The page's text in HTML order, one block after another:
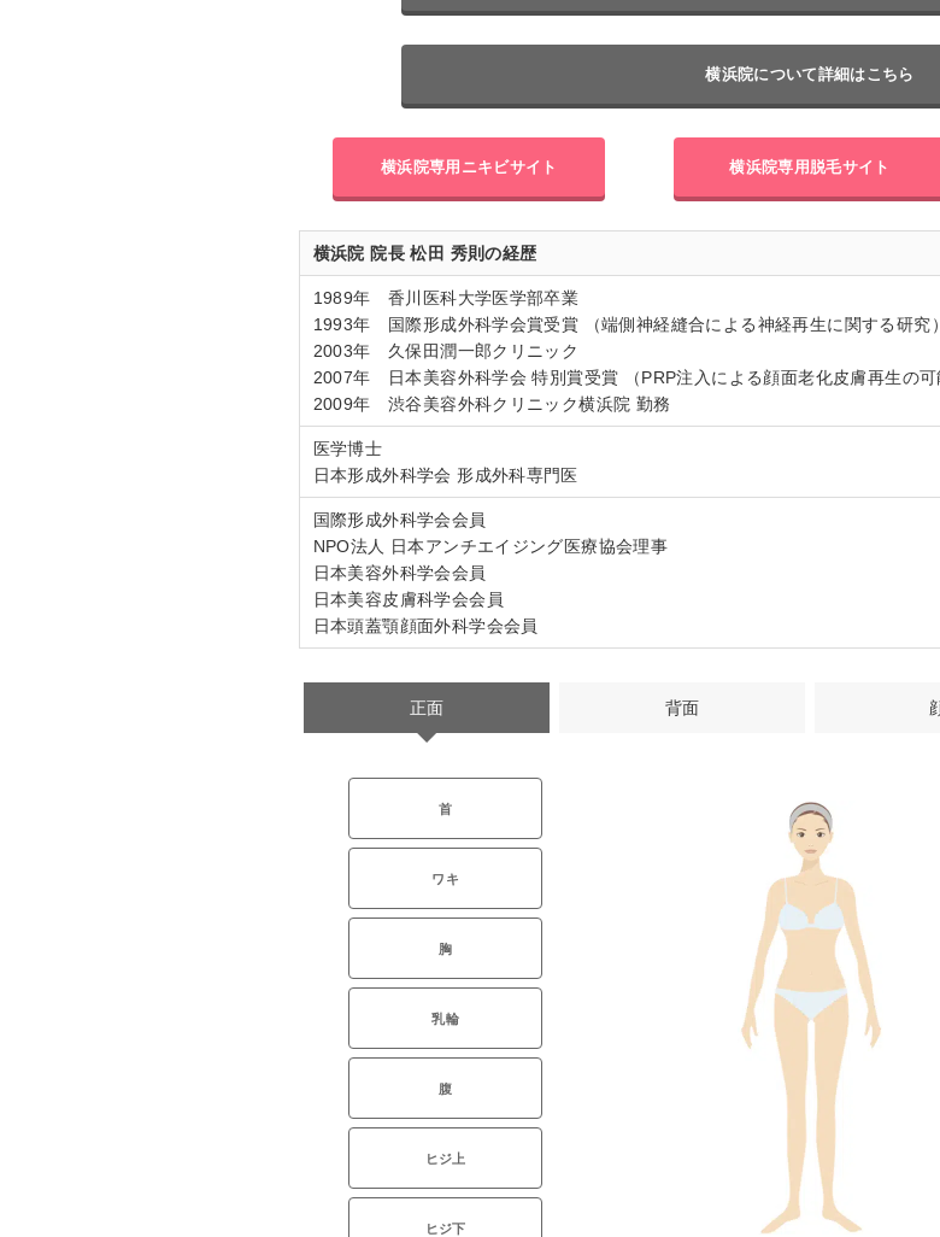
横浜院について詳細はこちら
横浜院専用 ニキビサイト 横浜院専用 脱毛サイト
横浜院 院長 松田 秀則の経歴
1989年 香川医科大学医学部卒業
1993年 国際形成外科学会賞受賞 （端側神経縫合による神経再生に関する研究）
2003年 久保田潤一郎クリニック
2007年 日本美容外科学会 特別賞受賞 （PRP注入による顔面老化皮膚再生の可
2009年 渋谷美容外科クリニック横浜院 勤務
医学博士
日本形成外科学会 形成外科専門医
国際形成外科学会会員
NPO法人 日本アンチエイジング医療協会理事
日本美容外科学会会員
日本美容皮膚科学会会員
日本頭蓋顎顔面外科学会会員
正面 背面
首
ワキ
胸
乳輪
腹
ヒジ上
ヒジ下